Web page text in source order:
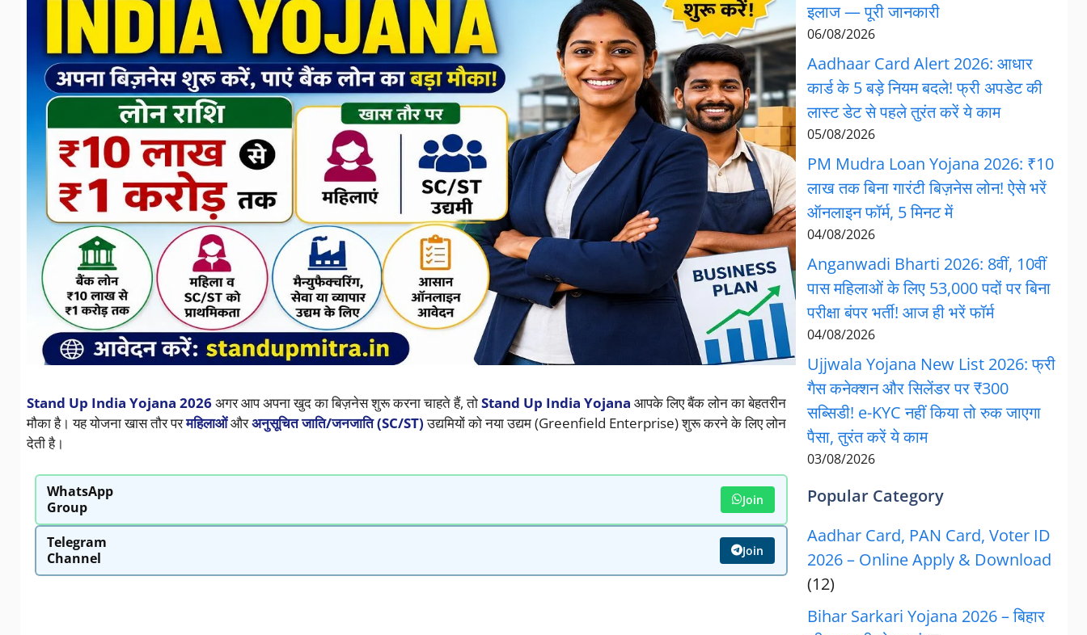
Stand Up India Yojana 2026अगर आप अपना खुद का बिज़नेस शुरू करना चाहते हैं, तोStand Up India Yojana आपके लिए बैंक लोन का बेहतरीन
मौका है। यह योजना खास तौर परमहिलाओंऔरअनुसूचित जाति/जनजाति (SC/ST)उद्यमियों को नया उद्यम (Greenfield Enterprise) शुरू करने के लिए लोन
देती है।
WhatsApp
Group
Join
Telegram
Channel
Join
इलाज — पूरी जानकारी
06/08/2026
Aadhaar Card Alert 2026: आधार
कार्ड के 5 बड़े नियम बदले! फ्री अपडेट की
लास्ट डेट से पहले तुरंत करें ये काम
05/08/2026
PM Mudra Loan Yojana 2026: ₹10
लाख तक बिना गारंटी बिज़नेस लोन! ऐसे भरें
ऑनलाइन फॉर्म, 5 मिनट में
04/08/2026
Anganwadi Bharti 2026: 8वीं, 10वीं
पास महिलाओं के लिए 53,000 पदों पर बिना
परीक्षा बंपर भर्ती! आज ही भरें फॉर्म
04/08/2026
Ujjwala Yojana New List 2026: फ्री
गैस कनेक्शन और सिलेंडर पर ₹300
सब्सिडी! e-KYC नहीं किया तो रुक जाएगा
पैसा, तुरंत करें ये काम
03/08/2026
Popular Category
Aadhar Card, PAN Card, Voter ID
2026 – Online Apply & Download
(12)
Bihar Sarkari Yojana 2026 – बिहार